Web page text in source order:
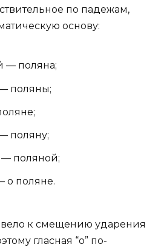
по падежам,
основу:
— поляна;
поляны;
поляну;
поляной;
поляне.
к смещению ударения
гласная “о” по-